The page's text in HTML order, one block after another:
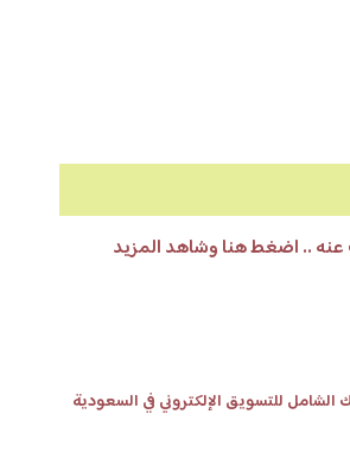
.. اضغط هنا وشاهد المزيد
الشامل للتسويق الإلكتروني في السعودية